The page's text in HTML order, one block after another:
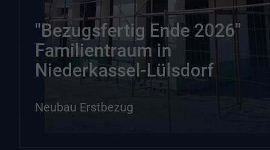
"Bezugsfertig Ende 2026"
Familientraum in
Niederkassel-Lülsdorf
Neubau Erstbezug